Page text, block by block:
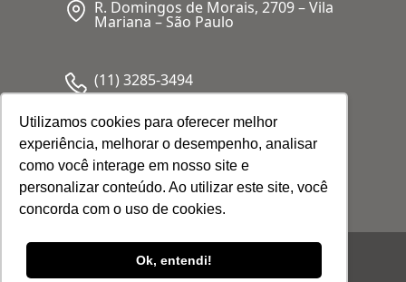
Utilizamos cookies para oferecer melhor
experiência, melhorar o desempenho, analisar
como você interage em nosso site e
personalizar conteúdo. Ao utilizar este site, você
concorda com o uso de cookies.
Ok, entendi!
R. Domingos de Morais, 2709 – Vila
Mariana – São Paulo
(11) 3285-3494
CNPJ: 05.341.062/0001-80
© 2026 Febrafar. Todos os direitos